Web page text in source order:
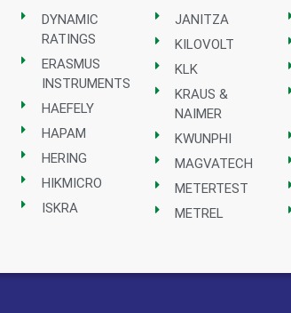
DYNAMIC
RATINGS
ERASMUS
INSTRUMENTS
HAEFELY
HAPAM
HERING
HIKMICRO
ISKRA
JANITZA
KILOVOLT
KLK
KRAUS &
NAIMER
KWUNPHI
MAGVATECH
METERTEST
METREL